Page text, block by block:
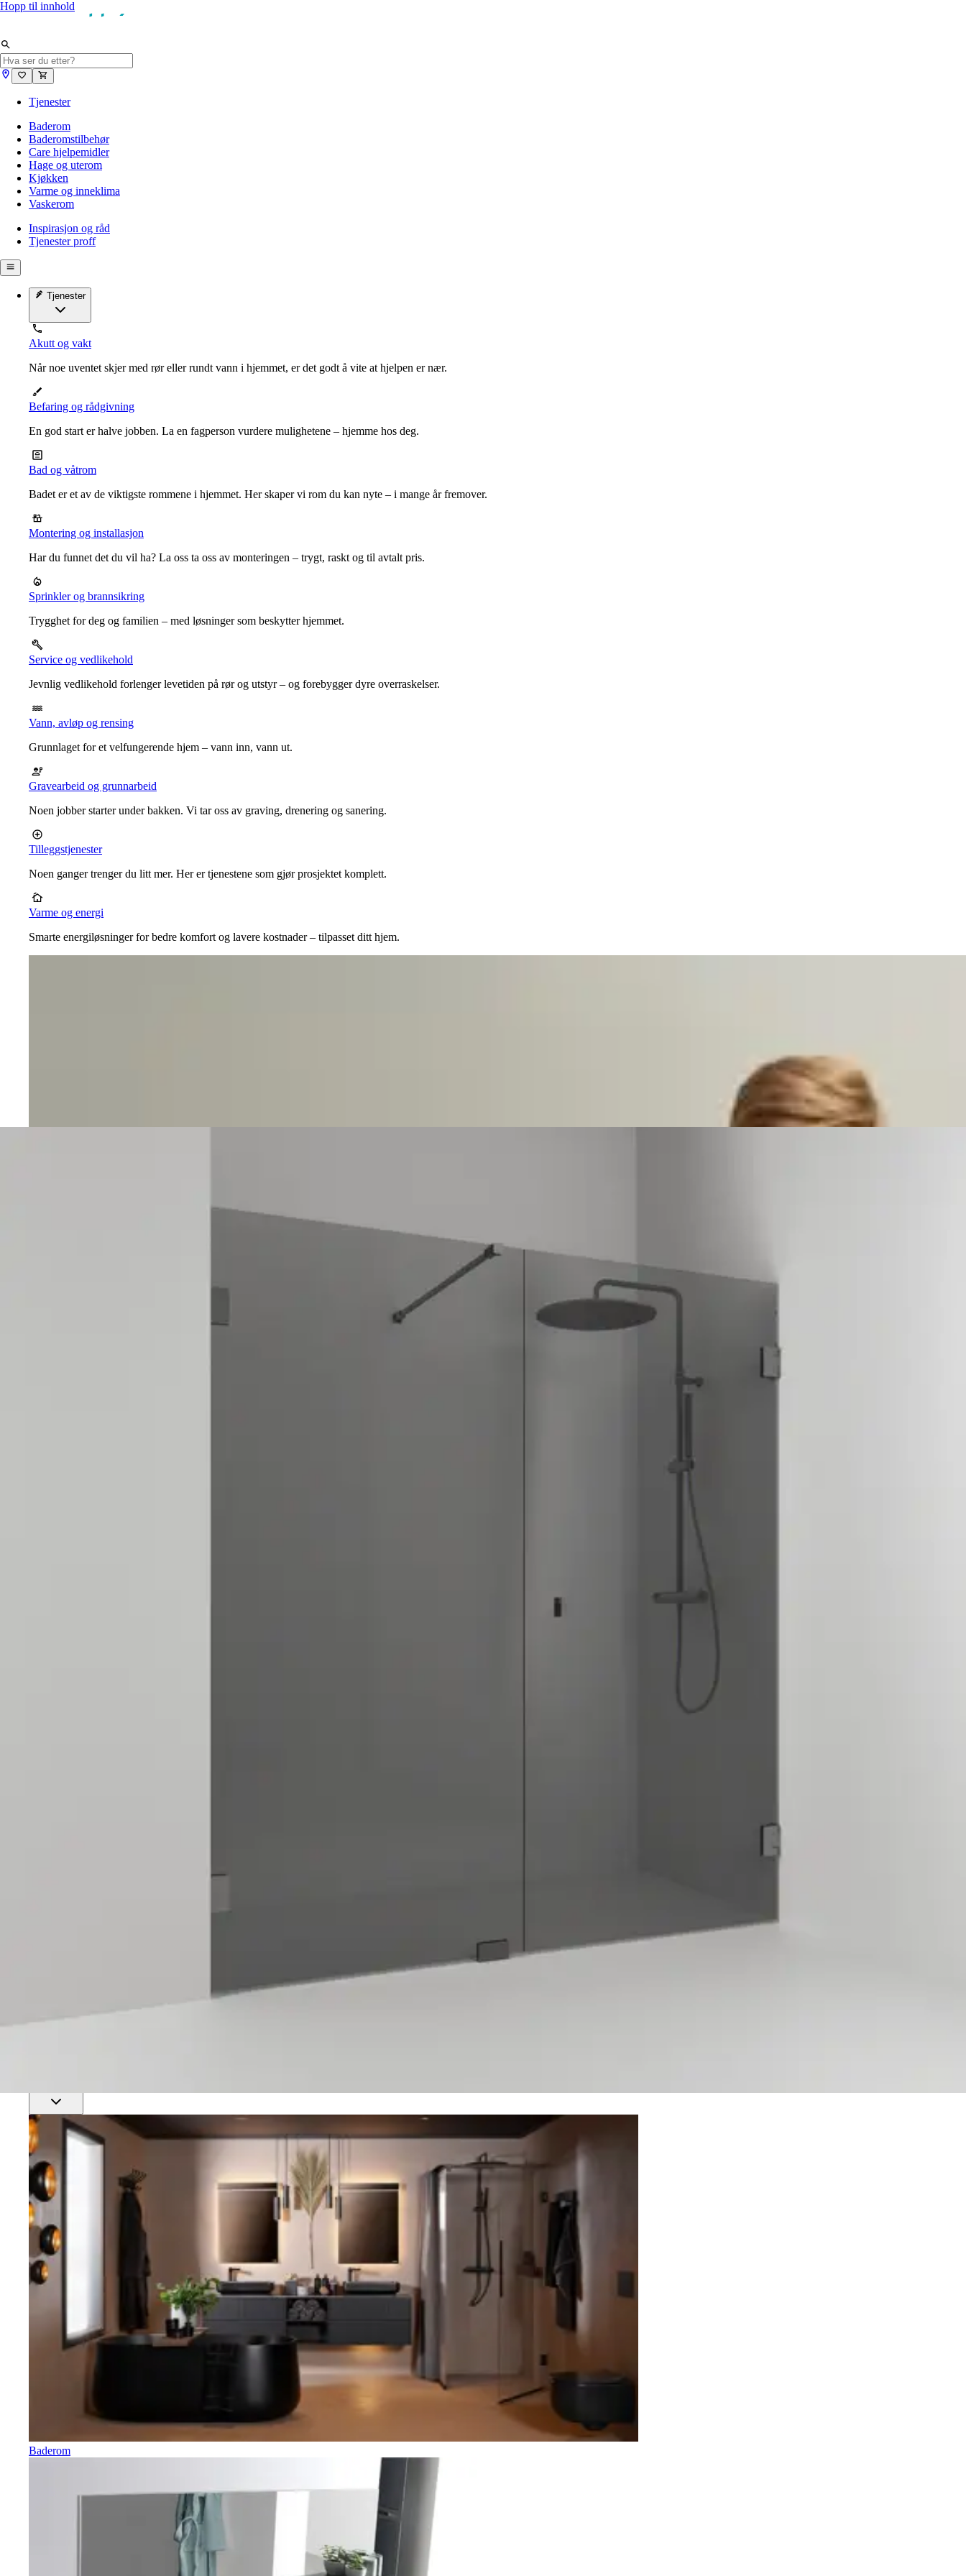
Hopp til innhold
Tjenester
Baderom
Baderomstilbehør
Care hjelpemidler
Hage og uterom
Kjøkken
Varme og inneklima
Vaskerom
Inspirasjon og råd
Tjenester proff
Tjenester
Akutt og vakt
Når noe uventet skjer med rør eller rundt vann i hjemmet, er det godt å vite at hjelpen er nær.
Befaring og rådgivning
En god start er halve jobben. La en fagperson vurdere mulighetene – hjemme hos deg.
Bad og våtrom
Badet er et av de viktigste rommene i hjemmet. Her skaper vi rom du kan nyte – i mange år fremover.
Montering og installasjon
Har du funnet det du vil ha? La oss ta oss av monteringen – trygt, raskt og til avtalt pris.
Sprinkler og brannsikring
Trygghet for deg og familien – med løsninger som beskytter hjemmet.
Service og vedlikehold
Jevnlig vedlikehold forlenger levetiden på rør og utstyr – og forebygger dyre overraskelser.
Vann, avløp og rensing
Grunnlaget for et velfungerende hjem – vann inn, vann ut.
Gravearbeid og grunnarbeid
Noen jobber starter under bakken. Vi tar oss av graving, drenering og sanering.
Tilleggstjenester
Noen ganger trenger du litt mer. Her er tjenestene som gjør prosjektet komplett.
Varme og energi
Smarte energiløsninger for bedre komfort og lavere kostnader – tilpasset ditt hjem.
Baderom